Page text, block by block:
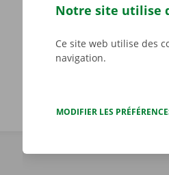
Téléchargez
Notre site utilise
Ce site web utilise des
navigation.
MODIFIER LES